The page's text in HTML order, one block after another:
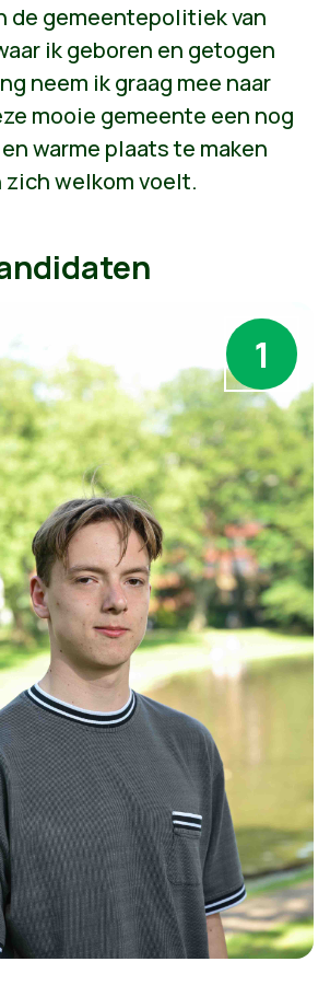
de gemeentepolitiek van
ik geboren en getogen
neem ik graag mee naar
mooie gemeente een nog
warme plaats te maken
zich welkom voelt.
1